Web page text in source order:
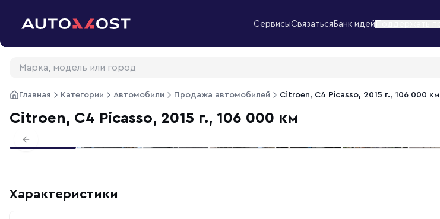
СервисыСвязаться Банк идей
Главная Категории Автомобили Продажа автомобилей Citroen, C4 Picasso, 2015 г., 106 000 км
Citroen, C4 Picasso, 2015 г., 106 000 км
Previous slide
Характеристики